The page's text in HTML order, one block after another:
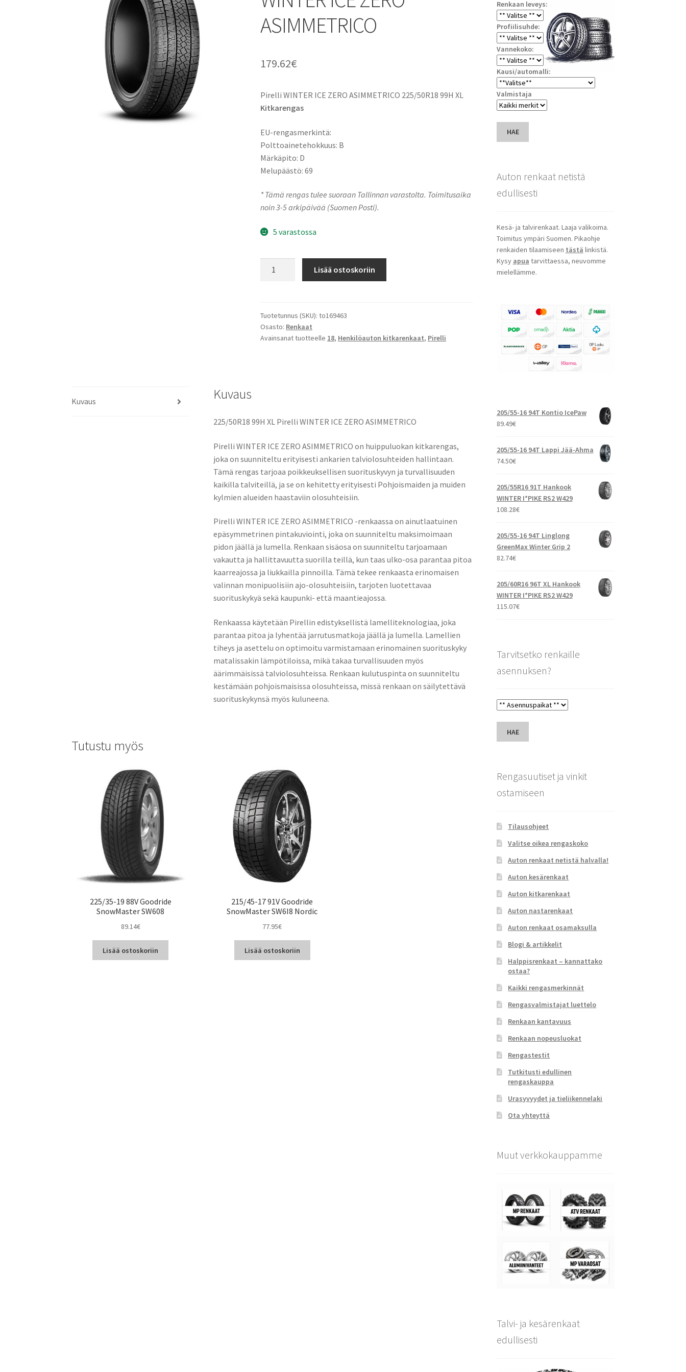
ASIMMETRICO
179.62€
Pirelli WINTER ICE ZERO ASIMMETRICO 225/50R18 99H XL
Kitkarengas
EU-rengasmerkintä:
Polttoainetehokkuus: B
Märkäpito: D
Melupäästö: 69
* Tämä rengas tulee suoraan Tallinnan varastolta. Toimitusaika
noin 3-5 arkipäivää (Suomen Posti).
5 varastossa
WINTER
ICE
ZERO
Lisää ostoskoriin
Tuotetunnus (SKU):to169463
Osasto: Renkaat
Avainsanat tuotteelle 18, Henkilöauton kitkarenkaat, Pirelli
Kuvaus Kuvaus
225/50R18 99H XL Pirelli WINTER ICE ZERO ASIMMETRICO
Pirelli WINTER ICE ZERO ASIMMETRICO on huippuluokan kitkarengas,
joka on suunniteltu erityisesti ankarien talviolosuhteiden hallintaan.
Tämä rengas tarjoaa poikkeuksellisen suorituskyvyn ja turvallisuuden
kaikilla talviteillä, ja se on kehitetty erityisesti Pohjoismaiden ja muiden
kylmien alueiden haastaviin olosuhteisiin.
Pirelli WINTER ICE ZERO ASIMMETRICO -renkaassa on ainutlaatuinen
epäsymmetrinen pintakuviointi, joka on suunniteltu maksimoimaan
pidon jäällä ja lumella. Renkaan sisäosa on suunniteltu tarjoamaan
vakautta ja hallittavuutta suorilla teillä, kun taas ulko-osa parantaa pitoa
kaarreajossa ja liukkailla pinnoilla. Tämä tekee renkaasta erinomaisen
valinnan monipuolisiin ajo-olosuhteisiin, tarjoten luotettavaa
suorituskykyä sekä kaupunki- että maantieajossa.
Renkaassa käytetään Pirellin edistyksellistä lamelliteknologiaa, joka
parantaa pitoa ja lyhentää jarrutusmatkoja jäällä ja lumella. Lamellien
tiheys ja asettelu on optimoitu varmistamaan erinomainen suorituskyky
matalissakin lämpötiloissa, mikä takaa turvallisuuden myös
äärimmäisissä talviolosuhteissa. Renkaan kulutuspinta on suunniteltu
kestämään pohjoismaisissa olosuhteissa, missä renkaan on säilytettävä
suorituskykynsä myös kuluneena.
Tutustu myös
225/35-19 88V Goodride
SnowMaster SW608
89.14€
Lisää ostoskoriin
215/45-17 91V Goodride
SnowMaster SW6I8 Nordic
77.95€
Lisää ostoskoriin
Renkaan leveys:
Profiilisuhde:
Vannekoko:
Kausi/automalli:
Valmistaja
HAE
Auton renkaat netistä
edullisesti
Kesä- ja talvirenkaat. Laaja valikoima.
Toimitus ympäri Suomen. Pikaohje
renkaiden tilaamiseen tästä linkistä.
Kysy apua tarvittaessa, neuvomme
mielellämme.
205/55-16 94T Kontio IcePaw
89.49€
205/55-16 94T Lappi Jää-Ahma
74.50€
205/55R16 91T Hankook
WINTER I*PIKE RS2 W429
108.28€
205/55-16 94T Linglong
GreenMax Winter Grip 2
82.74€
205/60R16 96T XL Hankook
WINTER I*PIKE RS2 W429
115.07€
Tarvitsetko renkaille
asennuksen?
HAE
Rengasuutiset ja vinkit
ostamiseen
Tilausohjeet
Valitse oikea rengaskoko
Auton renkaat netistä halvalla!
Auton kesärenkaat
Auton kitkarenkaat
Auton nastarenkaat
Auton renkaat osamaksulla
Blogi & artikkelit
Halppisrenkaat – kannattako
ostaa?
Kaikki rengasmerkinnät
Rengasvalmistajat luettelo
Renkaan kantavuus
Renkaan nopeusluokat
Rengastestit
Tutkitusti edullinen
rengaskauppa
Urasyvyydet ja tieliikennelaki
Ota yhteyttä
Muut verkkokauppamme
Talvi- ja kesärenkaat
edullisesti